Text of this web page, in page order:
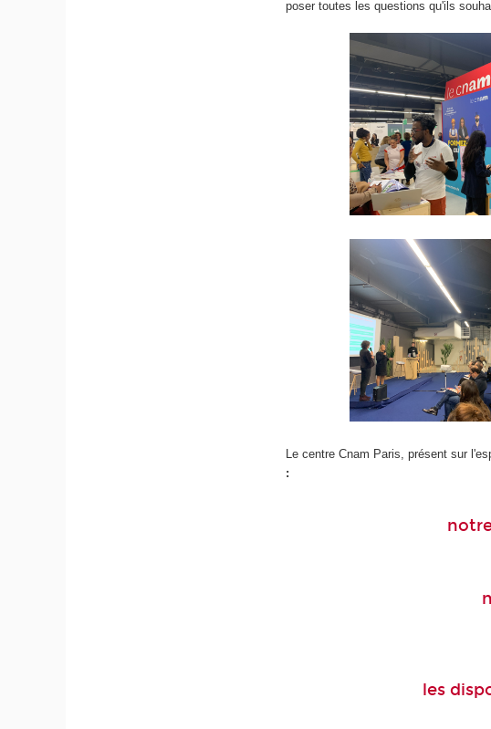
poser toutes les questions qu'ils
Le centre Cnam Paris, présent sur
:
les